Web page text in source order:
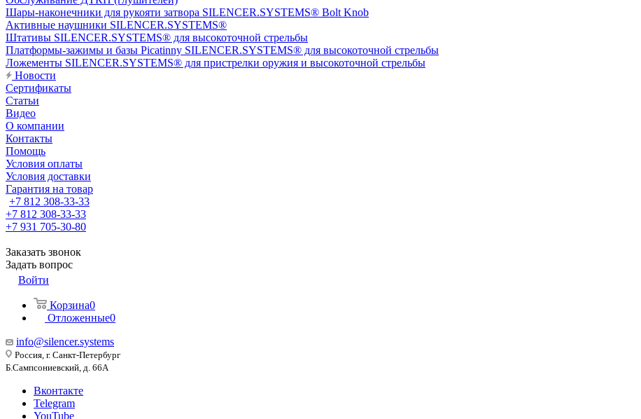
Шары-наконечники для рукояти затвора SILENCER.SYSTEMS® Bolt Knob
Активные наушники SILENCER.SYSTEMS®
Штативы SILENCER.SYSTEMS® для высокоточной стрельбы
Платформы-зажимы и базы Picatinny SILENCER.SYSTEMS® для высокоточной стрельбы
Ложементы SILENCER.SYSTEMS® для пристрелки оружия и высокоточной стрельбы
Новости
Сертификаты
Статьи
Видео
О компании
Контакты
Помощь
Условия оплаты
Условия доставки
Гарантия на товар
+7 812 308-33-33
+7 812 308-33-33
+7 931 705-30-80
Заказать звонок
Задать вопрос
Войти
Корзина0
Отложенные0
info@silencer.systems
Россия, г. Санкт-Петербург
Б.Сампсониевский, д. 66А
Вконтакте
Telegram
YouTube